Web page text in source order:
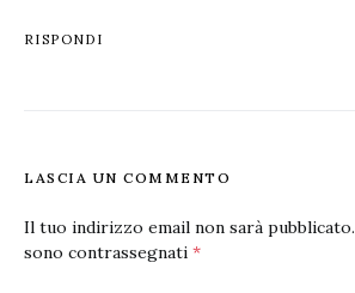
RISPONDI
LASCIA UN COMMENTO
Il tuo indirizzo email non sarà pubblicato.
sono contrassegnati *